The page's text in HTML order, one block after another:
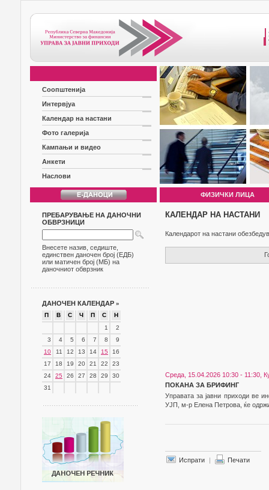
Соопштенија
Интервјуа
Календар на настани
Фото галерија
Кампањи и видео
Анкети
Наслови
ФИЗИЧКИ ЛИЦА
ПРЕБАРУВАЊЕ НА ДАНОЧНИ
ОБВРЗНИЦИ
Внесете назив, седиште,
единствен даночен број (ЕДБ)
или матичен број (МБ) на
даночниот обврзник
ДАНОЧЕН КАЛЕНДАР »
П В С Ч П С
Н
1
2
3
4 5 6 7 8
9
10
11 12 13 14 15
16
17
18 19 20 21 22
23
24
25 26 27 28 29
30
31
КАЛЕНДАР НА НАСТАНИ
Календарот на настани
Среда, 15.04.2026 10:30 - 11:30,
ПОКАНА ЗА БРИФИНГ
Управата за јавни приходи ве
УЈП, м-р Елена Петрова, ќе
Испрати | Печати